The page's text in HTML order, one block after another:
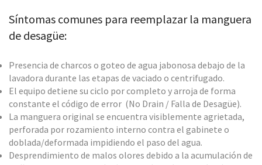
Síntomas comunes para reemplazar la manguera
de desagüe:
Presencia de charcos o goteo de agua jabonosa debajo de la
lavadora durante las etapas de vaciado o centrifugado.
El equipo detiene su ciclo por completo y arroja de forma
constante el código de error (No Drain / Falla de Desagüe).
La manguera original se encuentra visiblemente agrietada,
perforada por rozamiento interno contra el gabinete o
doblada/deformada impidiendo el paso del agua.
Desprendimiento de malos olores debido a la acumulación de